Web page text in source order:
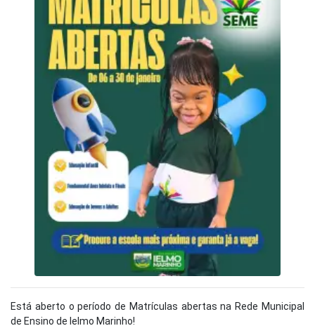
Está aberto o período de Matrículas abertas na Rede Municipal
de Ensino de Ielmo Marinho!